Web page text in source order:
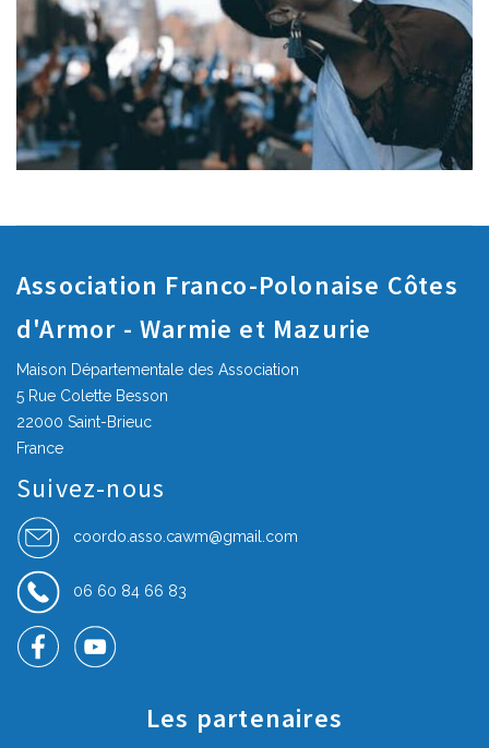
Association Franco-Polonaise Côtes
d'Armor - Warmie et Mazurie
Maison Départementale des Association
5 Rue Colette Besson
22000 Saint-Brieuc
France
Suivez-nous
coordo.asso.cawm@gmail.com
06 60 84 66 83
Les partenaires